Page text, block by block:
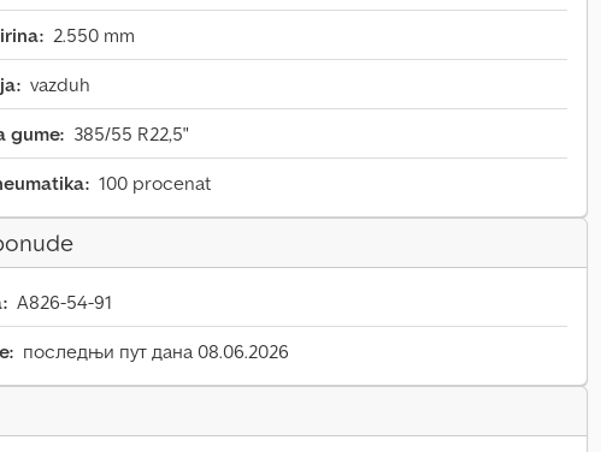
2.550 mm
vazduh
gume: 385/55 R22,5"
100 procenat
A826-54-91
последњи пут дана 08.06.2026